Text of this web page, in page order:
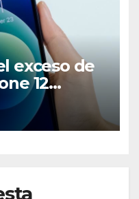
exceso de
12